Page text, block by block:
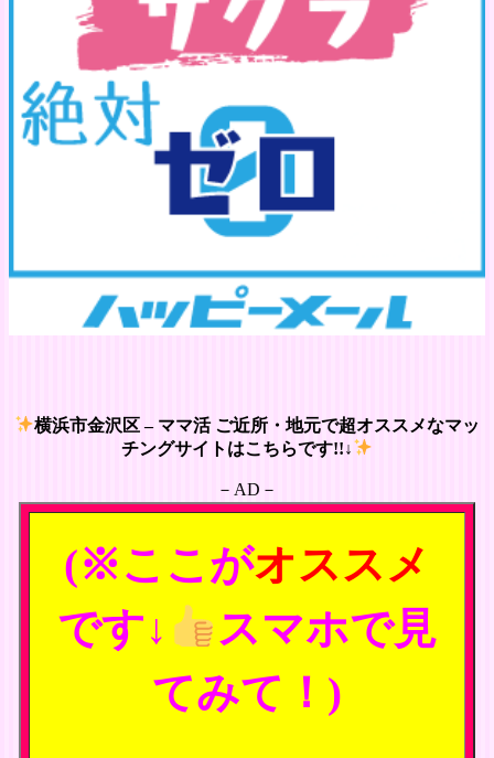
横浜市金沢区 – ママ活 ご近所・地元で超オススメなマッ
チングサイトはこちらです!!↓
－AD－
(※ここがオススメ
です↓
スマホで見
てみて！)